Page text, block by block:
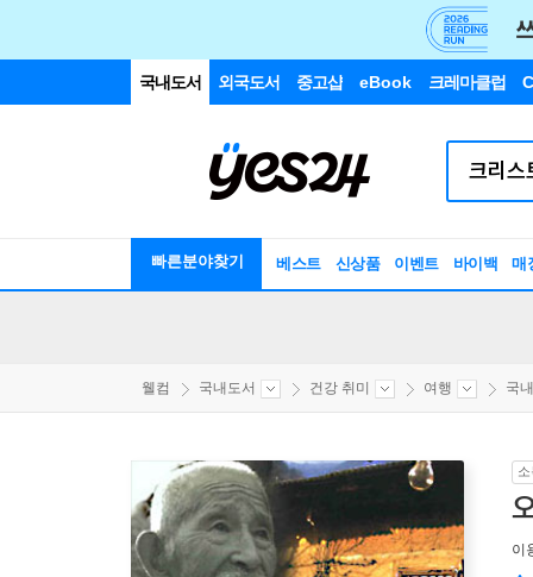
국내도서 외국도서 중고샵 eBook 크레마클럽
빠른분야찾기 베스트 신상품 이벤트 바이백 매
웰컴 국내도서 건강 취미 여행 국
이